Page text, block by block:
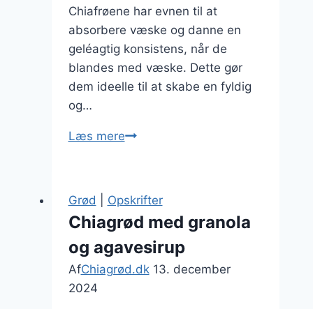
Chiafrøene har evnen til at
absorbere væske og danne en
geléagtig konsistens, når de
blandes med væske. Dette gør
dem ideelle til at skabe en fyldig
og…
Læs mereChiagrød
blåbær
Grød Opskrifter
Chiagrød med granola
og agavesirup
AfChiagrød.dk 13. december
2024